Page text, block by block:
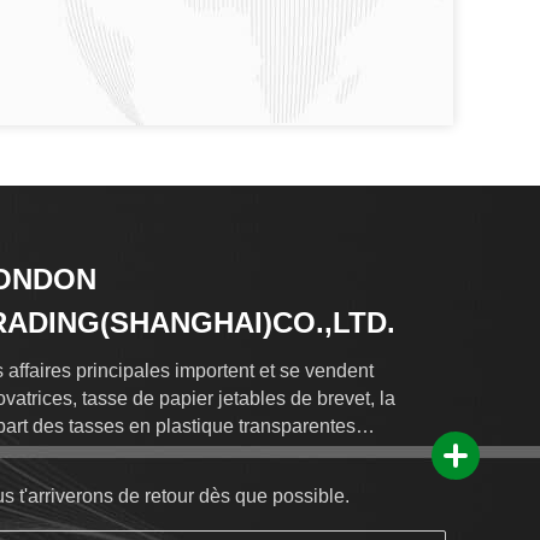
affaires principales importent et se vendent
tasse de papier jetables de brevet, la
des tasses en plastique transparentes
et bestselling de PLA.
t'arriverons de retour dès que possible.